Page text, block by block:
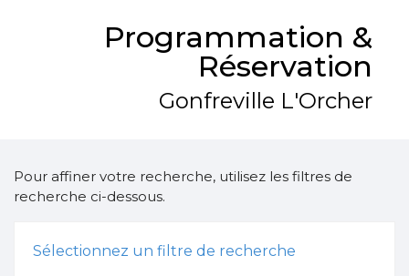
Programmation &
Réservation
Gonfreville L'Orcher
Pour affiner votre recherche, utilisez les filtres de
recherche ci-dessous.
Sélectionnez un filtre de recherche